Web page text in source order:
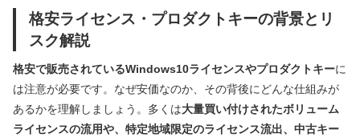
格安ライセンス・プロダクトキーの背景とリ
スク解説
格安で販売されているWindows10ライセンスやプロダクトキーに
は注意が必要です。なぜ安価なのか、その背後にどんな仕組みが
あるかを理解しましょう。多くは大量買い付けされたボリューム
ライセンスの流用や、特定地域限定のライセンス流出、中古キー